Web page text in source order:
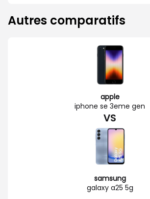
Autres comparatifs
apple
iphone se 3eme gen
VS
samsung
galaxy a25 5g